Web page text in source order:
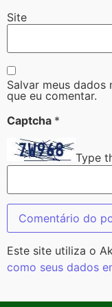
Site
Salvar meus
que eu comentar.
Captcha *
Type
Este site utiliza o
como seus dados